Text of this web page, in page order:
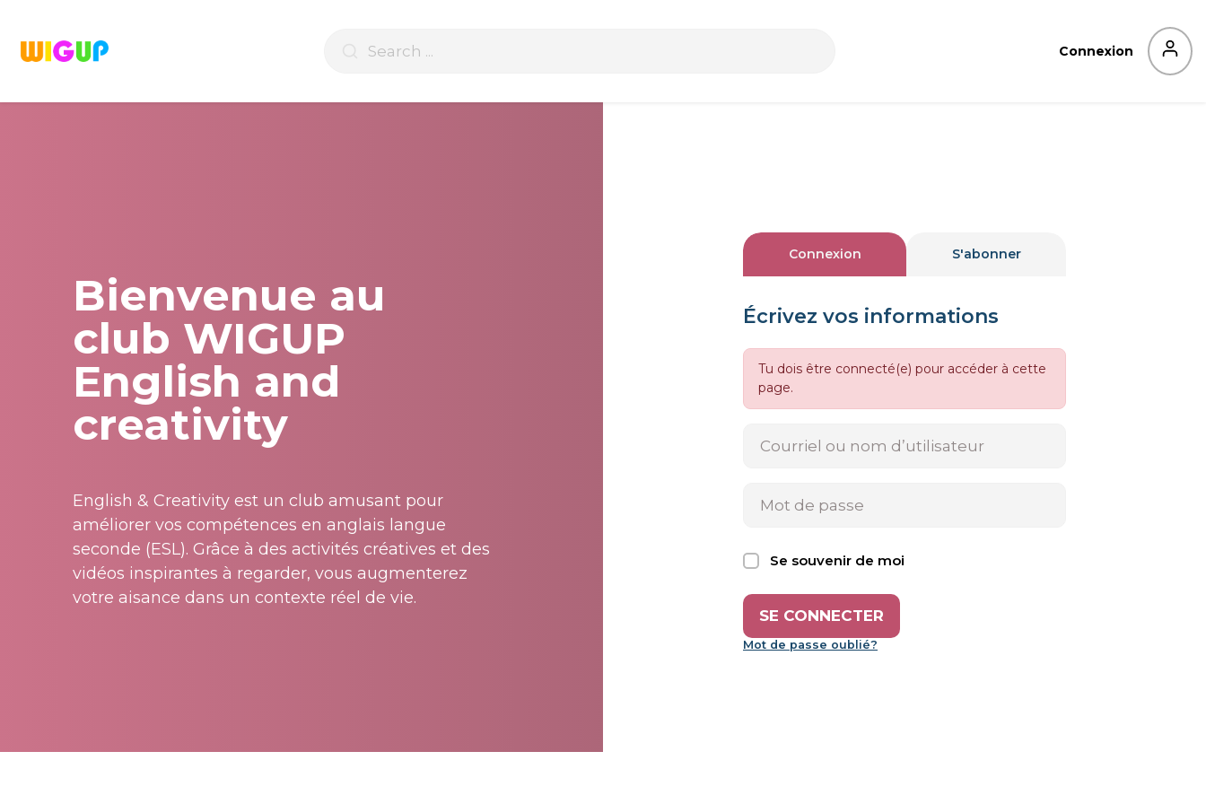
content
Connexion
Bienvenue au
club WIGUP
English and
creativity
English & Creativity est un club amusant pour
améliorer vos compétences en anglais langue
seconde (ESL). Grâce à des activités créatives et des
vidéos inspirantes à regarder, vous augmenterez
votre aisance dans un contexte réel de vie.
Connexion S'abonner
Écrivez vos informations
Tu dois être connecté(e) pour accéder à cette
page.
Se souvenir de moi
Mot de passe oublié?